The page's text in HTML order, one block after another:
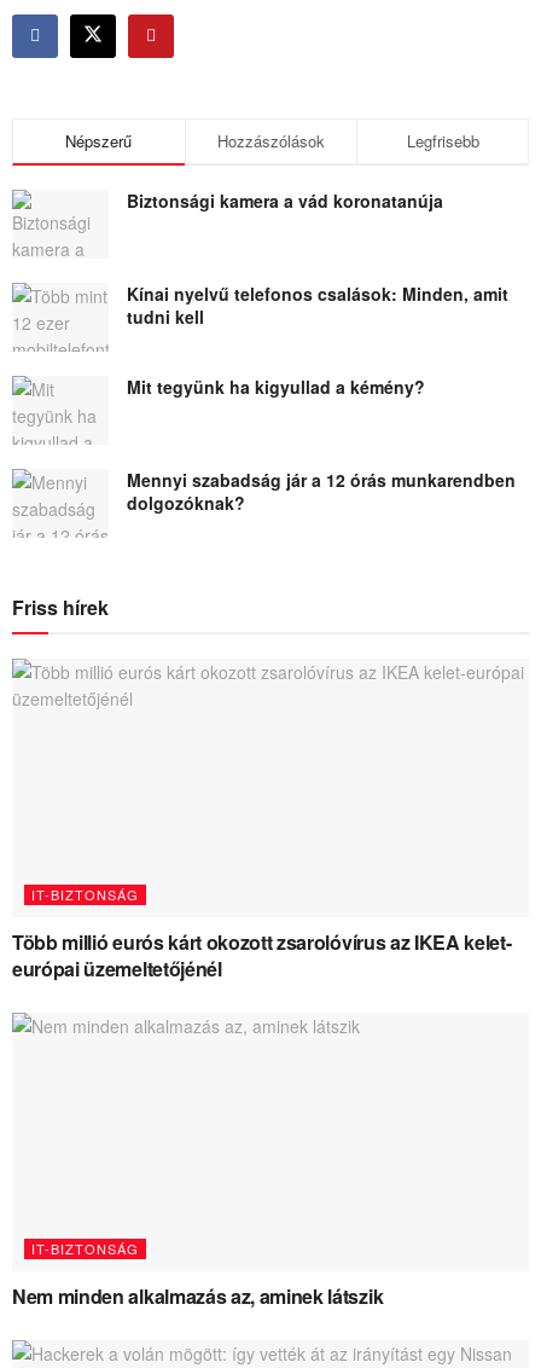
Népszerű Hozzászólások Legfrisebb
Biztonsági kamera a vád koronatanúja
Kínai nyelvű telefonos csalások: Minden, amit
tudni kell
Mit tegyünk ha kigyullad a kémény?
Mennyi szabadság jár a 12 órás munkarendben
dolgozóknak?
Friss hírek
IT-BIZTONSÁG
Több millió eurós kárt okozott zsarolóvírus az IKEA kelet-
európai üzemeltetőjénél
IT-BIZTONSÁG
Nem minden alkalmazás az, aminek látszik